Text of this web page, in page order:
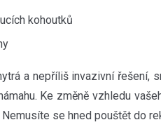
kohoutků
a nepříliš invazivní řešení,
Ke změně vzhledu
se hned pouštět do